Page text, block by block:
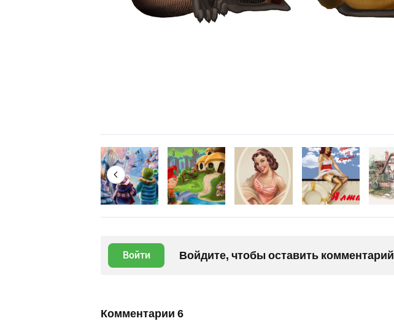
Войти Войдите, чтобы оставить комментарий
Комментарии 6